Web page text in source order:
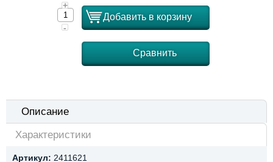
+
-
Добавить в корзину
Сравнить
Описание
Характеристики
Артикул: 2411621